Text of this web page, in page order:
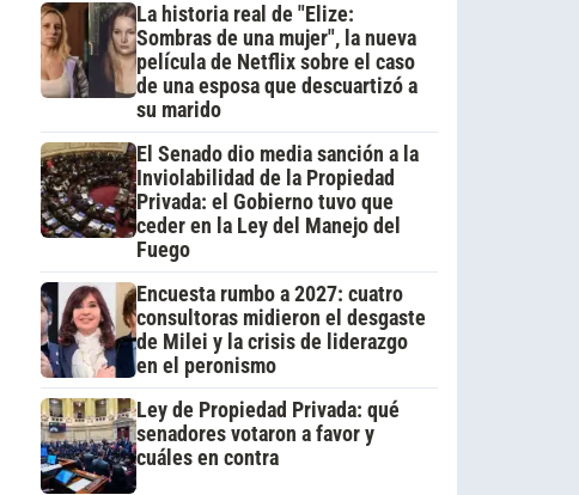
La historia real de "Elize:
Sombras de una mujer", la nueva
película de Netflix sobre el caso
de una esposa que descuartizó a
su marido
El Senado dio media sanción a la
Inviolabilidad de la Propiedad
Privada: el Gobierno tuvo que
ceder en la Ley del Manejo del
Fuego
Encuesta rumbo a 2027: cuatro
consultoras midieron el desgaste
de Milei y la crisis de liderazgo
en el peronismo
Ley de Propiedad Privada: qué
senadores votaron a favor y
cuáles en contra